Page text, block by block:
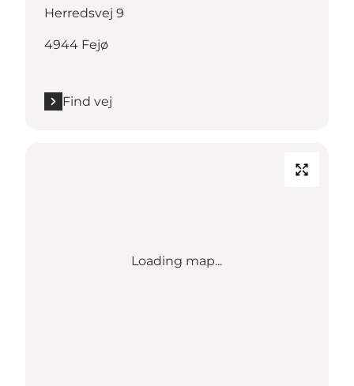
Herredsvej 9
4944 Fejø
Find vej
Loading map...